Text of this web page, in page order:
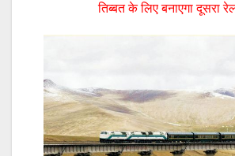
तिब्बत के लिए बनाएगा दूसरा रेल